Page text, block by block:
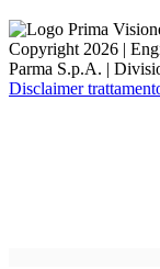
Copyright 2026 |
Parma S.p.A. |
Disclaimer